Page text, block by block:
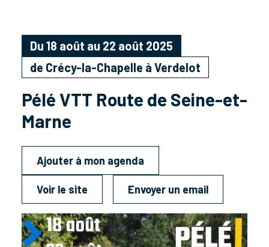
Du 18 août au 22 août 2025
de Crécy-la-Chapelle à Verdelot
Pélé VTT Route de Seine-et-
Marne
Ajouter à mon agenda
Voir le site Envoyer un email